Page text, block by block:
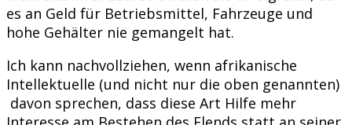
es an Geld für Betriebsmittel, Fahrzeuge und
hohe Gehälter nie gemangelt hat.
Ich kann nachvollziehen, wenn afrikanische
Intellektuelle (und nicht nur die oben genannten)
davon sprechen, dass diese Art Hilfe mehr